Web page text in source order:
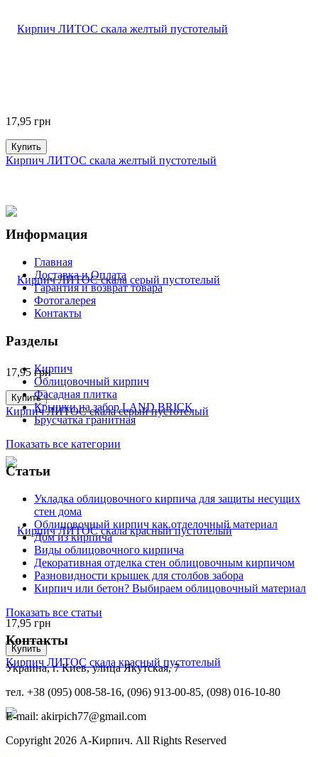
17,95 грн
Купить
Кирпич ЛИТОС скала желтый пустотелый
17,95 грн
Купить
Кирпич ЛИТОС скала серый пустотелый
17,95 грн
Купить
Кирпич ЛИТОС скала красный пустотелый
Информация
Главная
Доставка и Оплата
Гарантия и возврат товара
Фотогалерея
Контакты
Разделы
Кирпич
Облицовочный кирпич
Фасадная плитка
Крышки на забор LAND BRICK
Брусчатка гранитная
Показать все категории
Статьи
Укладка облицовочного кирпича для защиты несущих
стен дома
Облицовочный кирпич как отделочный материал
Дом из кирпича
Виды облицовочного кирпича
Декоративная отделка стен облицовочным кирпичом
Разновидности крышек для столбов забора
Кирпич или бетон? Выбираем облицовочный материал
Показать все статьи
Контакты
Украина, г. Киев, улица Якутская, 7
тел. +38 (095) 008-58-16, (096) 913-00-85, (098) 016-10-80
E-mail: akirpich77@gmail.com
Copyright 2026 А-Кирпич. All Rights Reserved